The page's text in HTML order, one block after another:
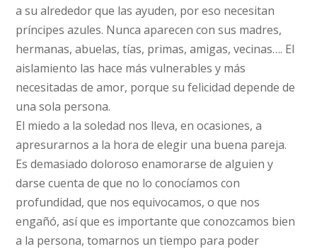
a su alrededor que las ayuden, por eso necesitan
príncipes azules. Nunca aparecen con sus madres,
hermanas, abuelas, tías, primas, amigas, vecinas…. El
aislamiento las hace más vulnerables y más
necesitadas de amor, porque su felicidad depende de
una sola persona.
El miedo a la soledad nos lleva, en ocasiones, a
apresurarnos a la hora de elegir una buena pareja.
Es demasiado doloroso enamorarse de alguien y
darse cuenta de que no lo conocíamos con
profundidad, que nos equivocamos, o que nos
engañó, así que es importante que conozcamos bien
a la persona, tomarnos un tiempo para poder